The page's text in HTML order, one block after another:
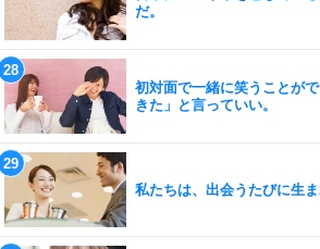
だ。
初対面で一緒に笑うことが
きた」と言っていい。
私たちは、出会うたびに生ま